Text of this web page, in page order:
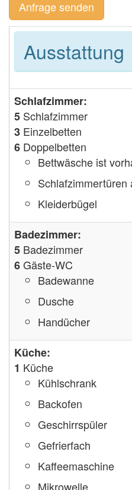
Anfrage senden
Ausstattung
Schlafzimmer:
5 Schlafzimmer
3 Einzelbetten
6 Doppelbetten
Bettwäsche ist
Schlafzimmertüren
Kleiderbügel
Badezimmer:
5 Badezimmer
6Gäste-WC
Badewanne
Dusche
Handücher
Küche:
1 Küche
Kühlschrank
Backofen
Geschirrspüler
Gefrierfach
Kaffeemaschine
Mikrowelle